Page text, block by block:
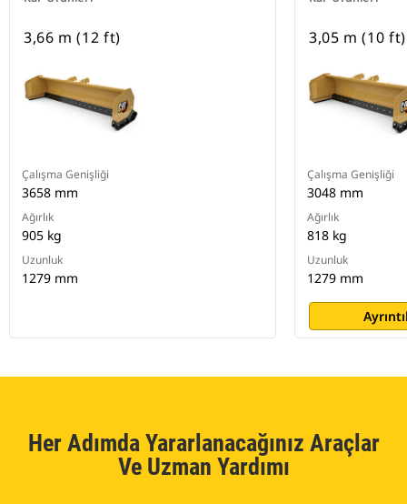
3,66 m (12 ft)
Çalışma Genişliği
3658 mm
Ağırlık
905 kg
Uzunluk
1279 mm
3,05 m (10 ft)
Çalışma Genişliği
3048 mm
Ağırlık
818 kg
Uzunluk
1279 mm
Her Adımda Yararlanacağınız Araçlar
Ve Uzman Yardımı